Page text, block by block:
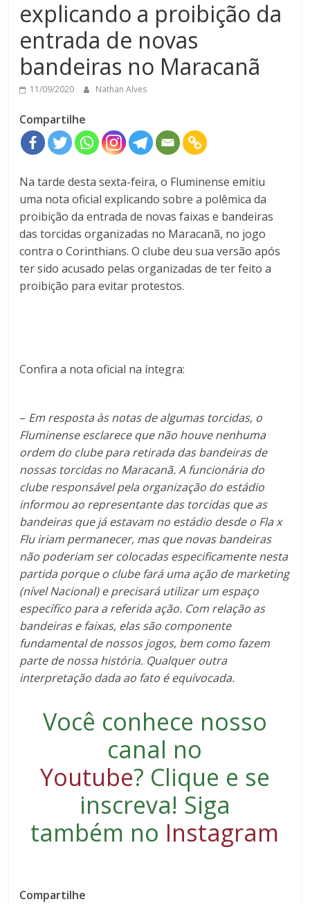
explicando a proibição da
entrada de novas
bandeiras no Maracanã
11/09/2020 Nathan Alves
Compartilhe
Na tarde desta sexta-feira, o Fluminense emitiu
uma nota oficial explicando sobre a polêmica da
proibição da entrada de novas faixas e bandeiras
das torcidas organizadas no Maracanã, no jogo
contra o Corinthians. O clube deu sua versão após
ter sido acusado pelas organizadas de ter feito a
proibição para evitar protestos.
Confira a nota oficial na íntegra:
– Em resposta às notas de algumas torcidas, o
Fluminense esclarece que não houve nenhuma
ordem do clube para retirada das bandeiras de
nossas torcidas no Maracanã. A funcionária do
clube responsável pela organização do estádio
informou ao representante das torcidas que as
bandeiras que já estavam no estádio desde o Fla x
Flu iriam permanecer, mas que novas bandeiras
não poderiam ser colocadas especificamente nesta
partida porque o clube fará uma ação de marketing
(nível Nacional) e precisará utilizar um espaço
específico para a referida ação. Com relação as
bandeiras e faixas, elas são componente
fundamental de nossos jogos, bem como fazem
parte de nossa história. Qualquer outra
interpretação dada ao fato é equivocada.
Você conhece nosso
canal no
Youtube? Clique e se
inscreva! Siga
também no Instagram
Compartilhe